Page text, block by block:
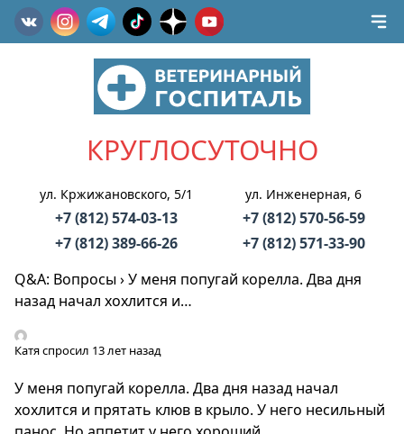
КРУГЛОСУТОЧНО
ул. Кржижановского, 5/1
+7 (812) 574-03-13
+7 (812) 389-66-26
ул. Инженерная, 6
+7 (812) 570-56-59
+7 (812) 571-33-90
Q&A: Вопросы›У меня попугай корелла. Два дня
назад начал хохлится и…
Катяспросил 13 лет назад
У меня попугай корелла. Два дня назад начал
хохлится и прятать клюв в крыло. У него несильный